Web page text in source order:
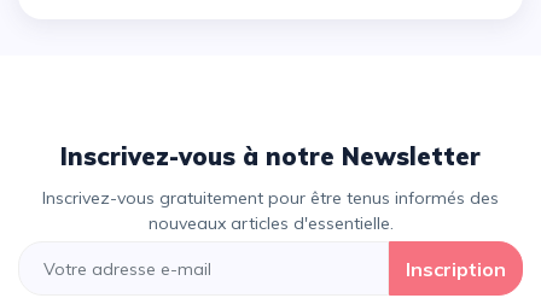
Inscrivez-vous à notre Newsletter
Inscrivez-vous gratuitement pour être tenus informés des
nouveaux articles d'essentielle.
Inscription